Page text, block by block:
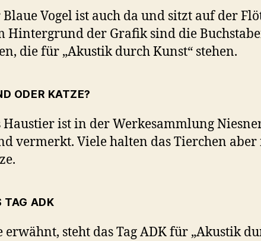
Blaue Vogel ist auch da und sitzt auf der
Hintergrund der Grafik sind die
die für „Akustik durch Kunst“ stehen.
ODER KATZE?
Haustier ist in der Werkesammlung
vermerkt. Viele halten das Tierchen
TAG ADK
erwähnt, steht das Tag ADK für „Akustik